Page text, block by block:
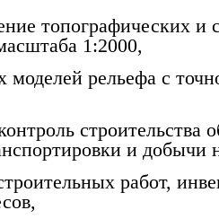
топографических и
1:2000,
моделей рельефа с
строительства
и добычи
работ,